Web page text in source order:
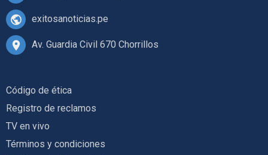
exitosanoticias.pe
Av. Guardia Civil 670 Chorrillos
Código de ética
Registro de reclamos
TV en vivo
Términos y condiciones